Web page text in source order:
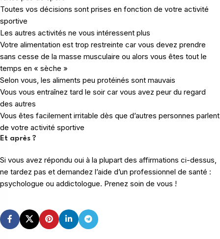
Toutes vos décisions sont prises en fonction de votre activité
sportive
Les autres activités ne vous intéressent plus
Votre alimentation est trop restreinte car vous devez prendre
sans cesse de la masse musculaire ou alors vous êtes tout le
temps en « sèche »
Selon vous, les aliments peu protéinés sont mauvais
Vous vous entraînez tard le soir car vous avez peur du regard
des autres
Vous êtes facilement irritable dès que d’autres personnes parlent
de votre activité sportive
Et après ?
Si vous avez répondu oui à la plupart des affirmations ci-dessus,
ne tardez pas et demandez l’aide d’un professionnel de santé :
psychologue ou addictologue. Prenez soin de vous !